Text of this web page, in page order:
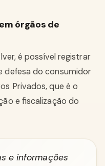
órgãos de
é possível registrar
defesa do consumidor
Privados, que é o
e fiscalização do
e informações